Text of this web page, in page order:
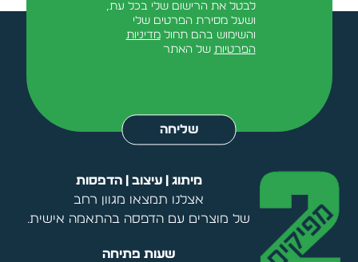
לבטל את הרישום שלי בכל עת,
ושעל מסירת הפרטים שלי
והשימוש בהם תחולמדיניות
הפרטיות של האתר
שליחה
מיתוג | עיצוב | הדפסות
אצלנו תמצאו מגוון רחב
של מוצרים עם הדפסה בהתאמה אישית.
שעות פתיחה